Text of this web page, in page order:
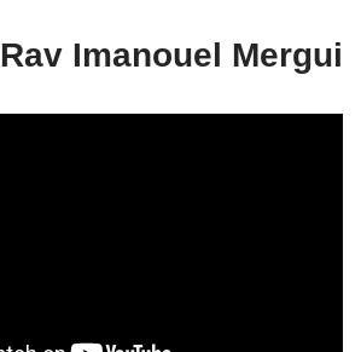
Rav Imanouel Mergui